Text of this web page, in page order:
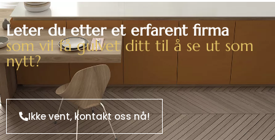
Leter du etter et erfarent firma
som vil få gulvet ditt til å se ut som
nytt?
Ikke vent, kontakt oss nå!